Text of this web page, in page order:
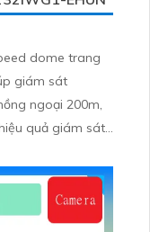
dome trang
giám sát
ngoại 200m,
quả giám sát